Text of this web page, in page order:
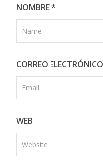
NOMBRE*
CORREO ELECTRÓNICO
WEB